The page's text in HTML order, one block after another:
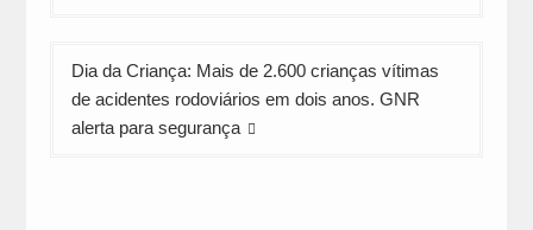
Dia da Criança: Mais de 2.600 crianças vítimas
de acidentes rodoviários em dois anos. GNR
alerta para segurança